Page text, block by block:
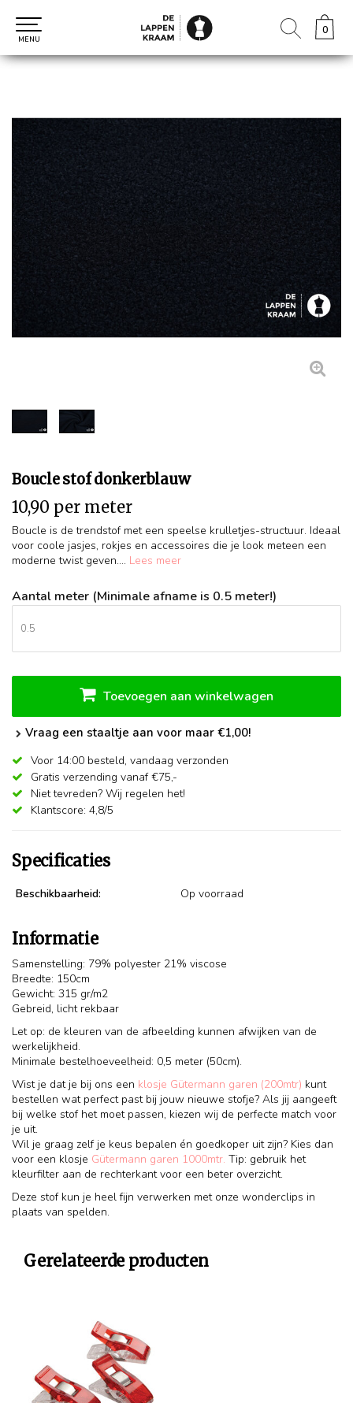
0
0
MENU
Boucle stof donkerblauw
10,90 per meter
Boucle is de trendstof met een speelse krulletjes-structuur. Ideaal
voor coole jasjes, rokjes en accessoires die je look meteen een
moderne twist geven.... Lees meer
Aantal meter (Minimale afname is 0.5 meter!)
Toevoegen aan winkelwagen
Vraag een staaltje aan voor maar €1,00!
Voor 14:00 besteld, vandaag verzonden
Gratis verzending vanaf €75,-
Niet tevreden? Wij regelen het!
Klantscore: 4,8/5
Specificaties
Beschikbaarheid: Op voorraad
Informatie
Samenstelling: 79% polyester 21% viscose
Breedte: 150cm
Gewicht: 315 gr/m2
Gebreid, licht rekbaar
Let op: de kleuren van de afbeelding kunnen afwijken van de
werkelijkheid.
Minimale bestelhoeveelheid: 0,5 meter (50cm).
Wist je dat je bij ons een klosje Gütermann garen (200mtr) kunt
bestellen wat perfect past bij jouw nieuwe stofje? Als jij aangeeft
bij welke stof het moet passen, kiezen wij de perfecte match voor
je uit.
Wil je graag zelf je keus bepalen én goedkoper uit zijn? Kies dan
voor een klosje Gütermann garen 1000mtr. Tip: gebruik het
kleurfilter aan de rechterkant voor een beter overzicht.
Deze stof kun je heel fijn verwerken met onze wonderclips in
plaats van spelden.
Gerelateerde producten